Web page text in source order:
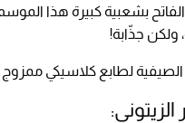
بشعبية كبيرة هذا
ولكن جذّابة!
الصيفية لطابع كلاسيكي